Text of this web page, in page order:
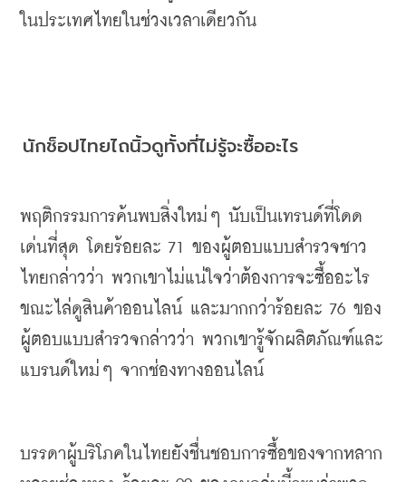
ในประเทศไทยในช่วงเวลาเดียวกัน
นักช็อปไทยไถนิ้วดูทั้งที่ไม่รู้จะซื้ออะไร
พฤติกรรมการค้นพบสิ่งใหม่ๆ นับเป็นเทรนด์ที่โดด
เด่นที่สุด
โดยร้อยละ 71 ของผู้ตอบแบบสำรวจชาว
ไทยกล่าวว่า พวกเขาไม่แน่ใจว่าต้องการจะซื้ออะไร
ขณะไล่ดูสินค้าออนไลน์ และมากกว่าร้อยละ 76 ของ
ผู้ตอบแบบสำรวจกล่าวว่า พวกเขารู้จักผลิตภัณฑ์และ
แบรนด์ใหม่ๆ จากช่องทางออนไลน์
บรรดาผู้บริโภคในไทยยังชื่นชอบการซื้อของจากหลาก